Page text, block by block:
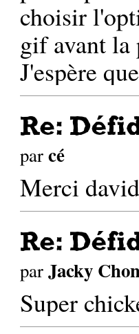
choisir
gif avant
J'espère
Re:
parcé
Merci
Re:
parJacky
Super